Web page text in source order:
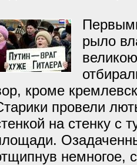
рыло
кроме
провели
на стенку
немногое,